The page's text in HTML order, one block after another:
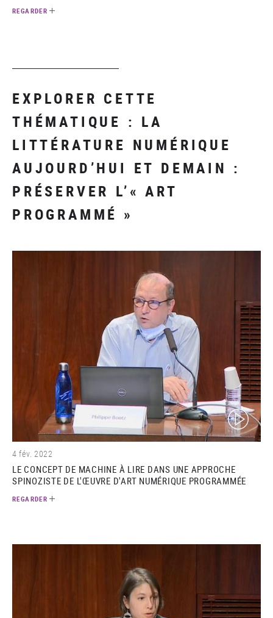
REGARDER
EXPLORER CETTE
THÉMATIQUE : LA
LITTÉRATURE NUMÉRIQUE
AUJOURD’HUI ET DEMAIN :
PRÉSERVER L’« ART
PROGRAMMÉ »
(video)
4 fév. 2022
LE CONCEPT DE MACHINE À LIRE DANS UNE APPROCHE
SPINOZISTE DE L'ŒUVRE D'ART NUMÉRIQUE PROGRAMMÉE
REGARDER